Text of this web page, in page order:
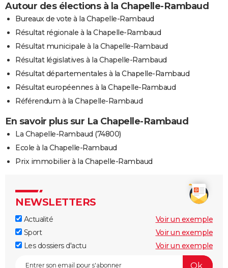
Autour des élections à la Chapelle-Rambaud
Bureaux de vote à la Chapelle-Rambaud
Résultat régionale à la Chapelle-Rambaud
Résultat municipale à la Chapelle-Rambaud
Résultat législatives à la Chapelle-Rambaud
Résultat départementales à la Chapelle-Rambaud
Résultat européennes à la Chapelle-Rambaud
Référendum à la Chapelle-Rambaud
En savoir plus sur La Chapelle-Rambaud
La Chapelle-Rambaud (74800)
Ecole à la Chapelle-Rambaud
Prix immobilier à la Chapelle-Rambaud
NEWSLETTERS
Actualité
Voir un exemple
Sport
Voir un exemple
Les dossiers d'actu
Voir un exemple